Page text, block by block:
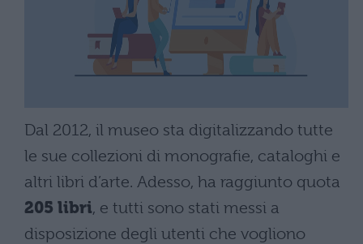
Dal 2012, il museo sta digitalizzando tutte
le sue collezioni di monografie, cataloghi e
altri libri d’arte. Adesso, ha raggiunto quota
205 libri, e tutti sono stati messi a
disposizione degli utenti che vogliono